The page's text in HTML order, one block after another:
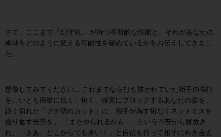
さて、ここまで『幻守9L』が持つ革新的な性能と、それがあなたの
卓球をどのように変える可能性を秘めているかをお伝えしてきまし
た。
想像してみてください… これまでなら打ち抜かれていた相手の強打
を、いとも簡単に低く、短く、確実にブロックするあなたの姿を。
鋭く切れた「ブチ切れカット」に、相手が為す術なくネットミスを
繰り返す光景を。 「またやられるかも…」という不安から解放さ
れ、「さあ、どこからでも来い！」と自信を持って相手に向き合え